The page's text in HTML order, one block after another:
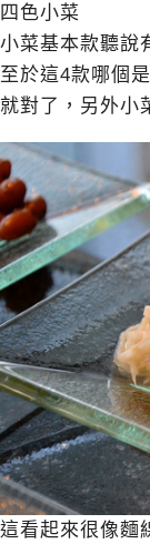
四色小菜
小菜基本款聽說
至於這4款哪個
就對了，另外小
這看起來很像麵